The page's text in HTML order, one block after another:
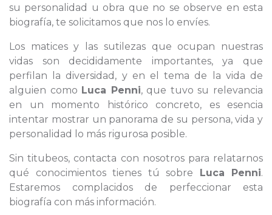
su personalidad u obra que no se observe en esta
biografía, te solicitamos que nos lo envíes.
Los matices y las sutilezas que ocupan nuestras
vidas son decididamente importantes, ya que
perfilan la diversidad, y en el tema de la vida de
alguien como Luca Penni, que tuvo su relevancia
en un momento histórico concreto, es esencia
intentar mostrar un panorama de su persona, vida y
personalidad lo más rigurosa posible.
Sin titubeos, contacta con nosotros para relatarnos
qué conocimientos tienes tú sobre Luca Penni.
Estaremos complacidos de perfeccionar esta
biografía con más información.